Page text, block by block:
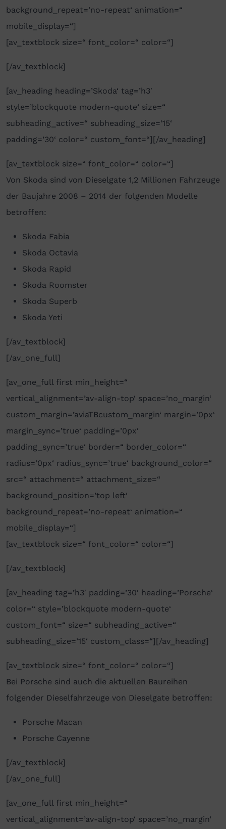
background_repeat=’no-repeat‘ animation=“
mobile_display=“]
[av_textblock size=“ font_color=“ color=“]
[/av_textblock]
[av_heading heading=’Skoda‘ tag=’h3′
style=’blockquote modern-quote‘ size=“
subheading_active=“ subheading_size=’15‘
padding=’30‘ color=“ custom_font=“][/av_heading]
[av_textblock size=“ font_color=“ color=“]
Von Skoda sind von Dieselgate 1,2 Millionen Fahrzeuge
der Baujahre 2008 – 2014 der folgenden Modelle
betroffen:
Skoda Fabia
Skoda Octavia
Skoda Rapid
Skoda Roomster
Skoda Superb
Skoda Yeti
[/av_textblock]
[/av_one_full]
[av_one_full first min_height=“
vertical_alignment=’av-align-top‘ space=’no_margin‘
custom_margin=’aviaTBcustom_margin‘ margin=’0px‘
margin_sync=’true‘ padding=’0px‘
padding_sync=’true‘ border=“ border_color=“
radius=’0px‘ radius_sync=’true‘ background_color=“
src=“ attachment=“ attachment_size=“
background_position=’top left‘
background_repeat=’no-repeat‘ animation=“
mobile_display=“]
[av_textblock size=“ font_color=“ color=“]
[/av_textblock]
[av_heading tag=’h3′ padding=’30‘ heading=’Porsche‘
color=“ style=’blockquote modern-quote‘
custom_font=“ size=“ subheading_active=“
subheading_size=’15‘ custom_class=“][/av_heading]
[av_textblock size=“ font_color=“ color=“]
Bei Porsche sind auch die aktuellen Baureihen
folgender Dieselfahrzeuge von Dieselgate betroffen:
Porsche Macan
Porsche Cayenne
[/av_textblock]
[/av_one_full]
[av_one_full first min_height=“
vertical_alignment=’av-align-top‘ space=’no_margin‘